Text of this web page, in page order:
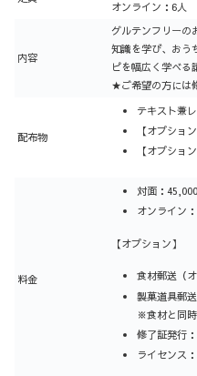
オンライン：6人
内容
グルテンフリーの
知識を学び、おう
ピを幅広く学べる
★ご希望の方には
配布物
テキスト兼
【オプショ
【オプショ
料金
対面：
オンライン
【オプション】
食材郵送（
製菓道具郵
※食材と同
修了証発行
ライセンス